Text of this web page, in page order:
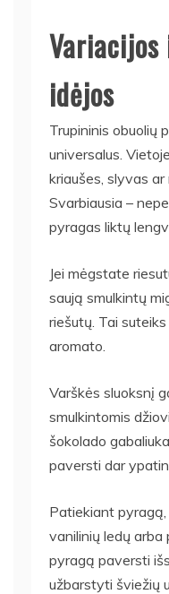
idėjos
Trupininis obuolių
universalus.
kriaušes, slyvas
Svarbiausia –
pyragas liktų
Jei mėgstate
saują smulkintų
riešutų. Tai
aromato.
Varškės sluoksnį
smulkintomis
šokolado
paversti dar
Patiekiant
vanilinių ledų
pyragą paversti
užbarstyti šviežių